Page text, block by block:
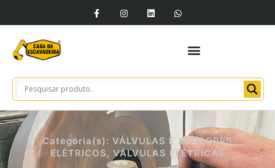
Categoria(s): VÁLVULAS E SENSORES
ELÉTRICOS, VÁLVULAS ELÉTRICAS